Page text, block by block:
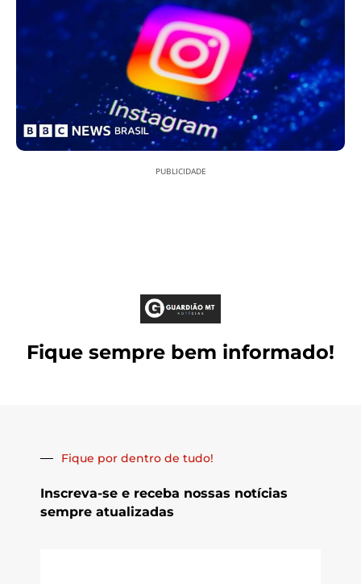
PUBLICIDADE
Fique sempre bem informado!
Fique por dentro de tudo!
Inscreva-se e receba nossas notícias
sempre atualizadas